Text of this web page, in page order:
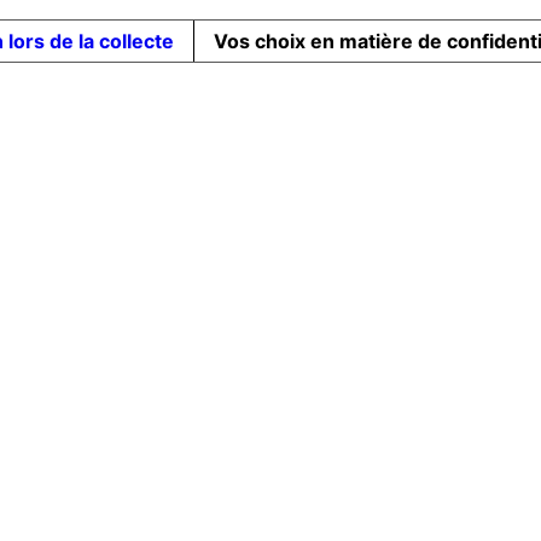
lors de la collecte Vos choix en matière de